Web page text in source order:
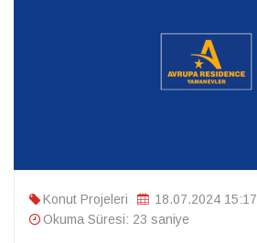
Konut Projeleri
18.07.2024 15:17
Okuma Süresi: 23 saniye